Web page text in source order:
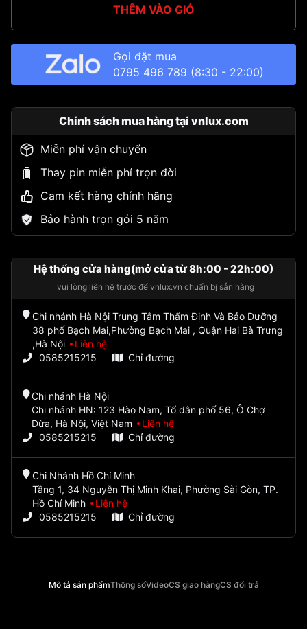
THÊM VÀO GIỎ
Gọi đặt mua
0795 496 789 (8:30 - 22:00)
Chính sách mua hàng tại vnlux.com
Miễn phí vận chuyển
Thay pin miễn phí trọn đời
Cam kết hàng chính hãng
Bảo hành trọn gói 5 năm
Hệ thống cửa hàng(mở cửa từ 8h:00 - 22h:00)
vui lòng liên hệ trước để vnlux.vn chuẩn bị sẵn hàng
Chi nhánh Hà Nội Trung Tâm Thẩm Định Và Bảo Dưỡng
38 phố Bạch Mai,Phường Bạch Mai , Quận Hai Bà Trưng
,Hà Nội
Liên hệ
0585215215
Chỉ đường
Chi nhánh Hà Nội
Chi nhánh HN: 123 Hào Nam, Tổ dân phố 56, Ô Chợ
Dừa, Hà Nội, Việt Nam
Liên hệ
0585215215
Chỉ đường
Chi Nhánh Hồ Chí Minh
Tầng 1, 34 Nguyễn Thị Minh Khai, Phường Sài Gòn, TP.
Hồ Chí Minh
Liên hệ
0585215215
Chỉ đường
Mô tả sản phẩmThông sốVideoCS giao hàngCS đổi trả